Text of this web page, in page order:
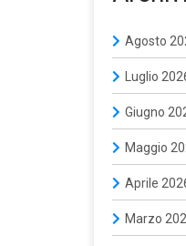
Agosto
Luglio
Giugno
Maggio
Aprile
Marzo